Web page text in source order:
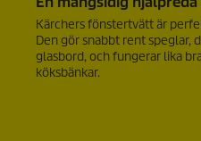
Kärchers fönstertvätt är
Den gör snabbt rent speglar,
glasbord, och fungerar lika
köksbänkar.